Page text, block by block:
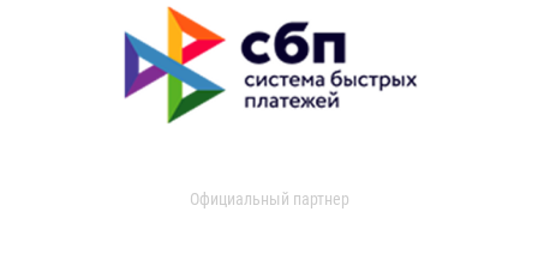
Официальный партнер